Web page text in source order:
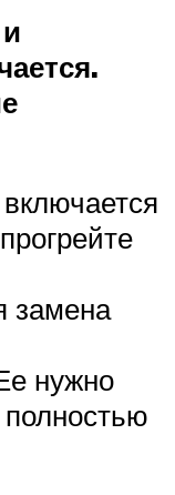
замена
нужно